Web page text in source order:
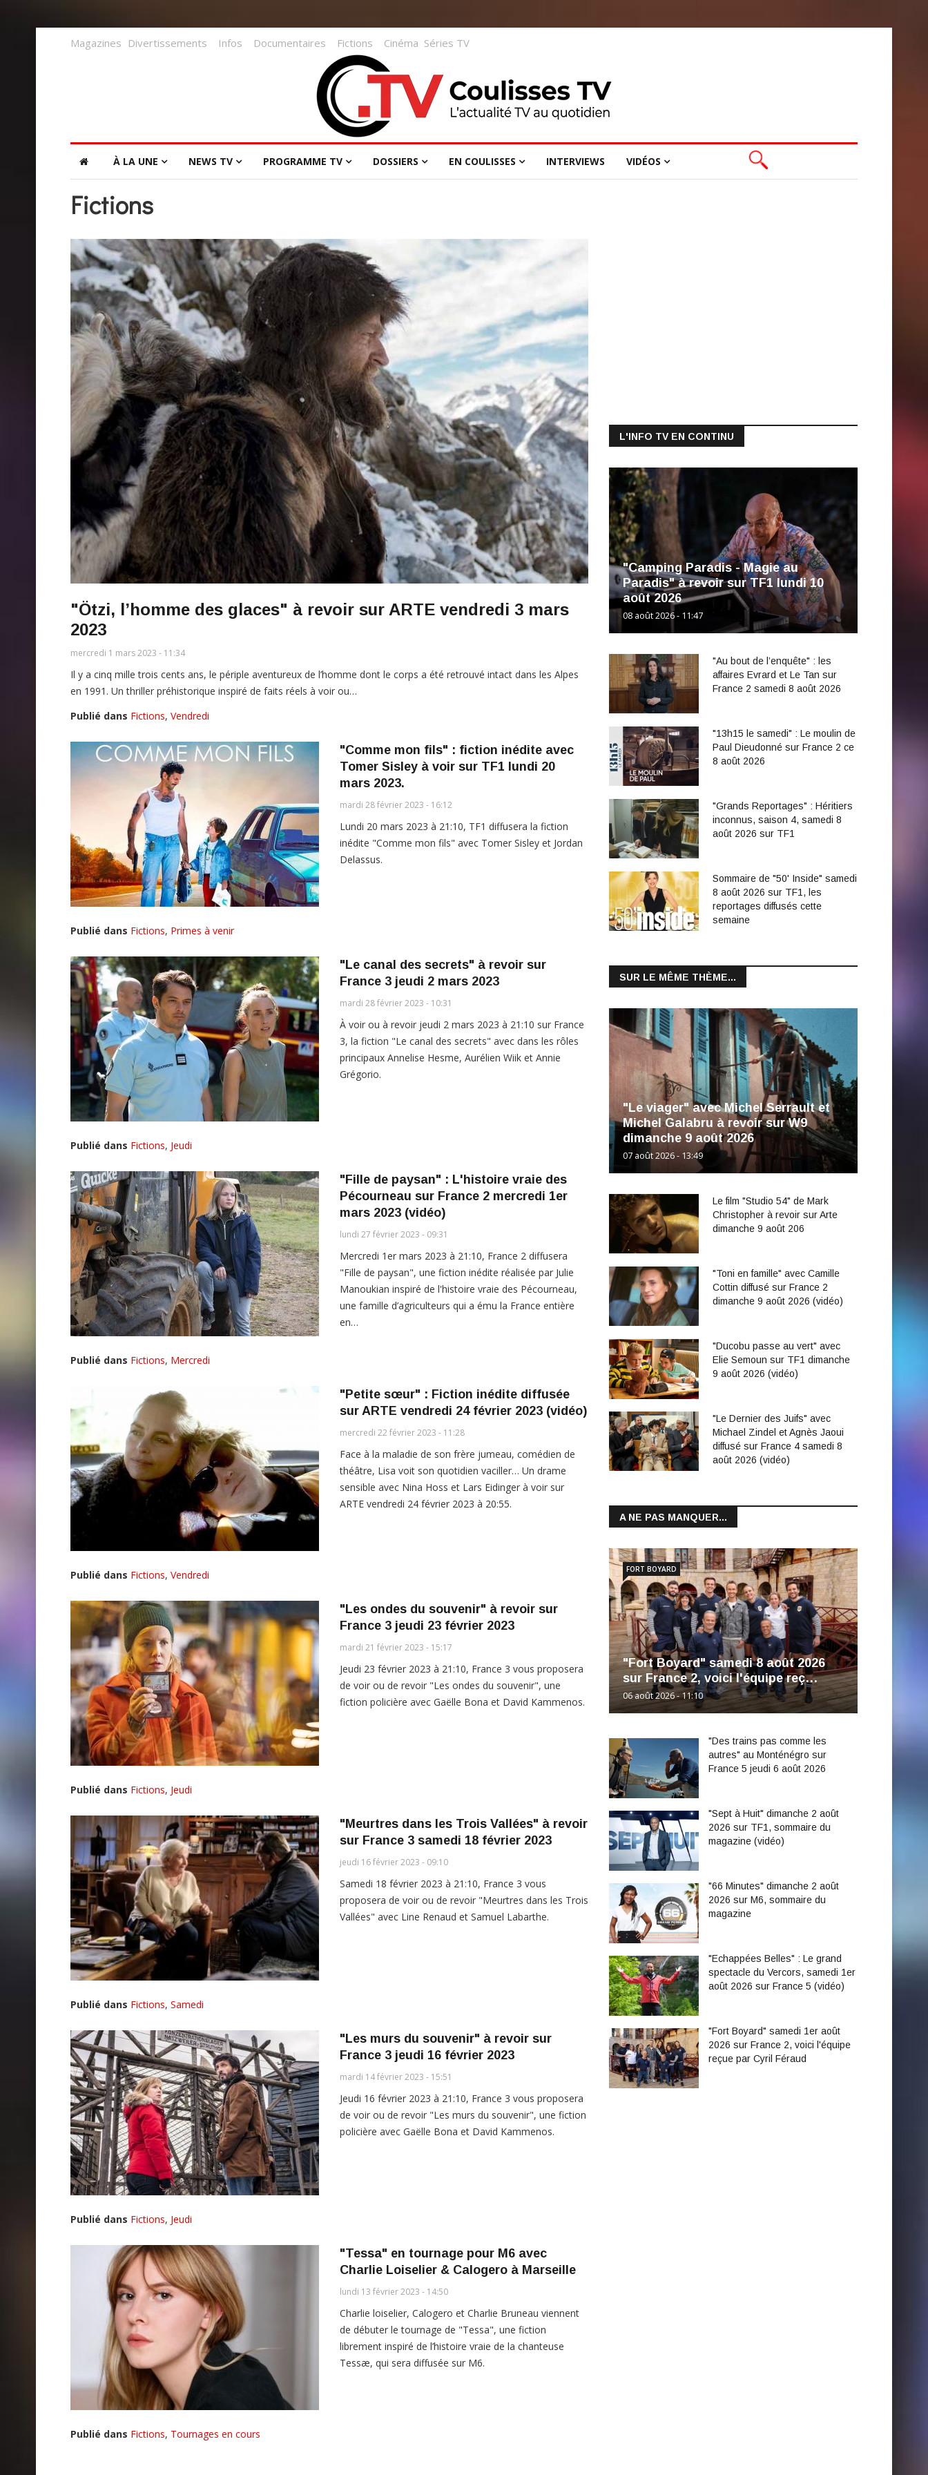
Magazines Divertissements Infos Documentaires Fictions Cinéma Séries TV
À LA UNE NEWS TV PROGRAMME TV DOSSIERS EN COULISSES INTERVIEWS VIDÉOS
Fictions
"Ötzi, l’homme des glaces" à revoir sur ARTE vendredi 3 mars
2023
mercredi 1 mars 2023 - 11:34
Il y a cinq mille trois cents ans, le périple aventureux de l’homme dont le corps a été retrouvé intact dans les Alpes
en 1991. Un thriller préhistorique inspiré de faits réels à voir ou…
Publié dans Fictions, Vendredi
"Comme mon fils" : fiction inédite avec
Tomer Sisley à voir sur TF1 lundi 20
mars 2023.
mardi 28 février 2023 - 16:12
Lundi 20 mars 2023 à 21:10, TF1 diffusera la fiction
inédite "Comme mon fils" avec Tomer Sisley et Jordan
Delassus.
Publié dans Fictions, Primes à venir
"Le canal des secrets" à revoir sur
France 3 jeudi 2 mars 2023
mardi 28 février 2023 - 10:31
À voir ou à revoir jeudi 2 mars 2023 à 21:10 sur France
3, la fiction "Le canal des secrets" avec dans les rôles
principaux Annelise Hesme, Aurélien Wiik et Annie
Grégorio.
Publié dans Fictions, Jeudi
"Fille de paysan" : L'histoire vraie des
Pécourneau sur France 2 mercredi 1er
mars 2023 (vidéo)
lundi 27 février 2023 - 09:31
Mercredi 1er mars 2023 à 21:10, France 2 diffusera
"Fille de paysan", une fiction inédite réalisée par Julie
Manoukian inspiré de l'histoire vraie des Pécourneau,
une famille d’agriculteurs qui a ému la France entière
en…
Publié dans Fictions, Mercredi
"Petite sœur" : Fiction inédite diffusée
sur ARTE vendredi 24 février 2023 (vidéo)
mercredi 22 février 2023 - 11:28
Face à la maladie de son frère jumeau, comédien de
théâtre, Lisa voit son quotidien vaciller… Un drame
sensible avec Nina Hoss et Lars Eidinger à voir sur
ARTE vendredi 24 février 2023 à 20:55.
Publié dans Fictions, Vendredi
"Les ondes du souvenir" à revoir sur
France 3 jeudi 23 février 2023
mardi 21 février 2023 - 15:17
Jeudi 23 février 2023 à 21:10, France 3 vous proposera
de voir ou de revoir "Les ondes du souvenir", une
fiction policière avec Gaëlle Bona et David Kammenos.
Publié dans Fictions, Jeudi
"Meurtres dans les Trois Vallées" à revoir
sur France 3 samedi 18 février 2023
jeudi 16 février 2023 - 09:10
Samedi 18 février 2023 à 21:10, France 3 vous
proposera de voir ou de revoir "Meurtres dans les Trois
Vallées" avec Line Renaud et Samuel Labarthe.
Publié dans Fictions, Samedi
"Les murs du souvenir" à revoir sur
France 3 jeudi 16 février 2023
mardi 14 février 2023 - 15:51
Jeudi 16 février 2023 à 21:10, France 3 vous proposera
de voir ou de revoir "Les murs du souvenir", une fiction
policière avec Gaëlle Bona et David Kammenos.
Publié dans Fictions, Jeudi
"Tessa" en tournage pour M6 avec
Charlie Loiselier & Calogero à Marseille
lundi 13 février 2023 - 14:50
Charlie loiselier, Calogero et Charlie Bruneau viennent
de débuter le tournage de "Tessa", une fiction
librement inspiré de l’histoire vraie de la chanteuse
Tessæ, qui sera diffusée sur M6.
Publié dans Fictions, Tournages en cours
L'INFO TV EN CONTINU
"Camping Paradis - Magie au
Paradis" à revoir sur TF1 lundi 10
août 2026
08 août 2026 - 11:47
"Au bout de l’enquête" : les
affaires Evrard et Le Tan sur
France 2 samedi 8 août 2026
"13h15 le samedi" : Le moulin de
Paul Dieudonné sur France 2 ce
8 août 2026
"Grands Reportages" : Héritiers
inconnus, saison 4, samedi 8
août 2026 sur TF1
Sommaire de "50' Inside" samedi
8 août 2026 sur TF1, les
reportages diffusés cette
semaine
SUR LE MÊME THÈME...
"Le viager" avec Michel Serrault et
Michel Galabru à revoir sur W9
dimanche 9 août 2026
07 août 2026 - 13:49
Le film "Studio 54" de Mark
Christopher à revoir sur Arte
dimanche 9 août 206
"Toni en famille" avec Camille
Cottin diffusé sur France 2
dimanche 9 août 2026 (vidéo)
"Ducobu passe au vert" avec
Elie Semoun sur TF1 dimanche
9 août 2026 (vidéo)
"Le Dernier des Juifs" avec
Michael Zindel et Agnès Jaoui
diffusé sur France 4 samedi 8
août 2026 (vidéo)
A NE PAS MANQUER...
"Fort Boyard" samedi 8 août 2026
sur France 2, voici l'équipe reç…
06 août 2026 - 11:10
FORT BOYARD
"Des trains pas comme les
autres" au Monténégro sur
France 5 jeudi 6 août 2026
"Sept à Huit" dimanche 2 août
2026 sur TF1, sommaire du
magazine (vidéo)
"66 Minutes" dimanche 2 août
2026 sur M6, sommaire du
magazine
"Echappées Belles" : Le grand
spectacle du Vercors, samedi 1er
août 2026 sur France 5 (vidéo)
"Fort Boyard" samedi 1er août
2026 sur France 2, voici l'équipe
reçue par Cyril Féraud